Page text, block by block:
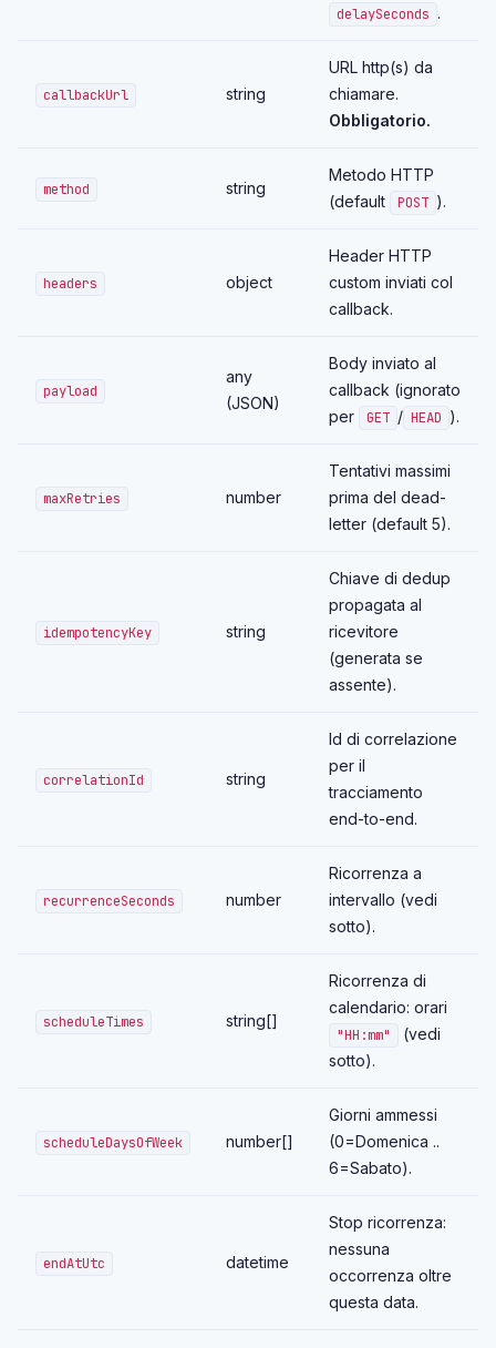
delaySeconds .
callbackUrl string
URL http(s) da
chiamare.
Obbligatorio.
method string
Metodo HTTP
(default
POST ).
headers object
Header HTTP
custom inviati col
callback.
payload
any
(JSON)
Body inviato al
callback (ignorato
per
GET / HEAD ).
maxRetries number
Tentativi massimi
prima del dead-
letter (default 5).
idempotencyKey string
Chiave di dedup
propagata al
ricevitore
(generata se
assente).
correlationId string
Id di correlazione
per il
tracciamento
end-to-end.
recurrenceSeconds number
Ricorrenza a
intervallo (vedi
sotto).
scheduleTimes string[]
Ricorrenza di
calendario: orari
"HH:mm"
(vedi
sotto).
scheduleDaysOfWeek number[]
Giorni ammessi
(0=Domenica ..
6=Sabato).
endAtUtc datetime
Stop ricorrenza:
nessuna
occorrenza oltre
questa data.